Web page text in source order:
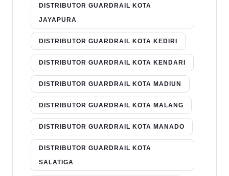
DISTRIBUTOR GUARDRAIL KOTA
JAYAPURA
DISTRIBUTOR GUARDRAIL KOTA KEDIRI
DISTRIBUTOR GUARDRAIL KOTA KENDARI
DISTRIBUTOR GUARDRAIL KOTA MADIUN
DISTRIBUTOR GUARDRAIL KOTA MALANG
DISTRIBUTOR GUARDRAIL KOTA MANADO
DISTRIBUTOR GUARDRAIL KOTA
SALATIGA